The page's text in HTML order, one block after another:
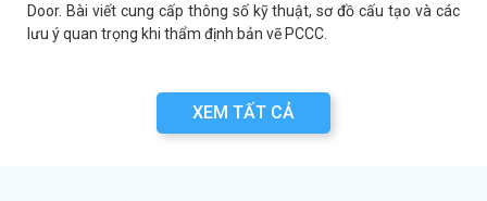
Door. Bài viết cung cấp thông số kỹ thuật, sơ đồ cấu tạo và các
lưu ý quan trọng khi thẩm định bản vẽ PCCC.
XEM TẤT CẢ